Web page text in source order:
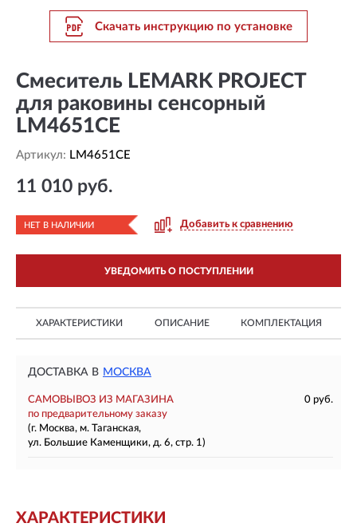
Скачать инструкцию по установке
Смеситель LEMARK PROJECT
для раковины сенсорный
LM4651CE
Артикул: LM4651CE
11 010 руб.
НЕТ В НАЛИЧИИ Добавить к сравнению
УВЕДОМИТЬ О ПОСТУПЛЕНИИ
ХАРАКТЕРИСТИКИ ОПИСАНИЕ КОМПЛЕКТАЦИЯ
ДОСТАВКА В МОСКВА
САМОВЫВОЗ ИЗ МАГАЗИНА
0 руб.
по предварительному заказу
(г. Москва, м. Таганская,
ул. Большие Каменщики, д. 6, стр. 1)
ХАРАКТЕРИСТИКИ